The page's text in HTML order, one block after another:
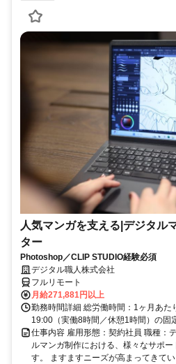
人気マンガを支える|デジタル
ター
Photoshop／CLIP STUDIO経験必須
デジタル職人株式会社
フルリモート
月給271,881円以上
勤務時間詳細 総労働時間：1ヶ月あた
19:00（実働8時間／休憩1時間）の固
仕事内容 雇用形態：契約社員 職種：
ルマンガ制作における、様々なサポ
す。 ますますニーズが高まってきて